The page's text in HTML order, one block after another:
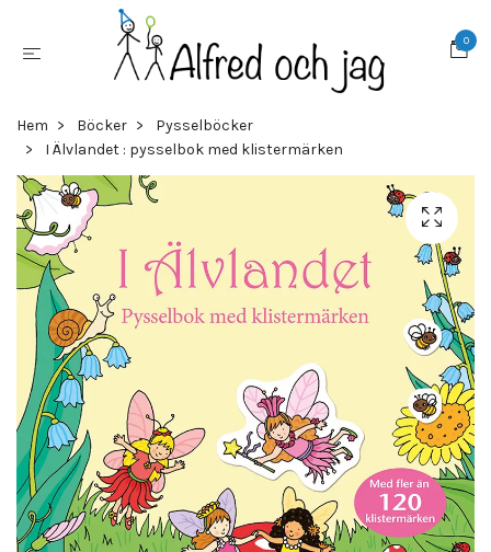
0
Hem Böcker
Pysselböcker
I Älvlandet : pysselbok med klistermärken